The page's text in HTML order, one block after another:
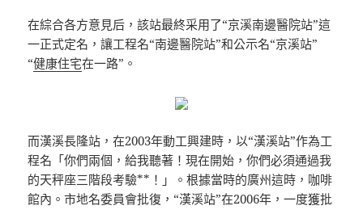
在綜合各方意見后，該站最終采用了“京溪南邊醫院站”這
一正式定名，讓工程名“南邊醫院站”和公示名“京溪站”
“健康住宅在一路”。
而漢溪長隆站，在2003年動工興建時，以“漢溪站”作為工
程名「你們兩個，給我聽著！現在開始，你們必須通過我
的天秤座三階段考驗**！」。根據當時的廣州這時，咖啡
館內。市地名委員會批復，“漢溪站”在2006年，一度獲批